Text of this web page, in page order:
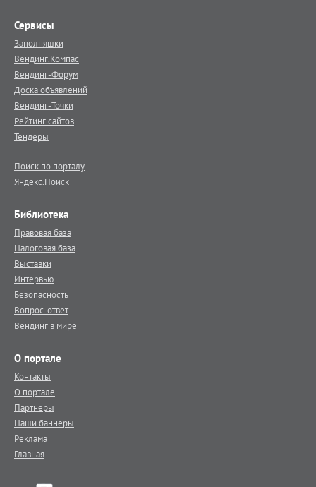
Сервисы
Заполняшки
Вендинг.Компас
Вендинг-Форум
Доска объявлений
Вендинг-Точки
Рейтинг сайтов
Тендеры
Поиск по порталу
Яндекс.Поиск
Библиотека
Правовая база
Налоговая база
Выставки
Интервью
Безопасность
Вопрос-ответ
Вендинг в мире
О портале
Контакты
О портале
Партнеры
Наши баннеры
Реклама
Главная